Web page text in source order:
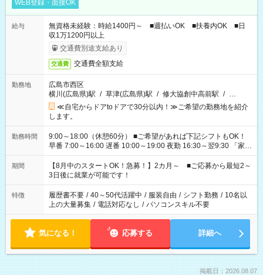
WEB登録・面接OK
給与
無資格未経験：時給1400円～ ■週払いOK ■扶養内OK ■日
収1万1200円以上
交通費別途支給あり
交通費 交通費全額支給
勤務地
広島市西区
横川(広島県)駅 / 草津(広島県)駅 / 修大協創中高前駅 / …
≪自宅からドアtoドアで30分以内！≫ご希望の勤務地を紹介
します。
勤務時間
9:00～18:00（休憩60分） ■ご希望があれば下記シフトもOK！
早番 7:00～16:00 遅番 10:00～19:00 夜勤 16:30～翌9:30 「家族
と休みを合わせたい」 「余裕を持って夕飯の準備がしたい」
「できれば残業はしたくない」 など、ご希望を教えてください
ね。 ※Wワーク希望の方へ 今ご覧のお仕事で希望する勤務時間
と、もう1つのお仕事の勤務時間。 合計で週40時間を超える場
合は応募できません。
期間
【8月中のスタートOK！急募！】2カ月～ ■ご応募から最短2～
3日後に就業が可能です！
特徴 履歴書不要 / 40～50代活躍中 / 服装自由 / シフト勤務 / 10名以
上の大量募集 / 電話対応なし / パソコンスキル不要
気になる！ 応募する 詳細へ
掲載日：2026.08.07